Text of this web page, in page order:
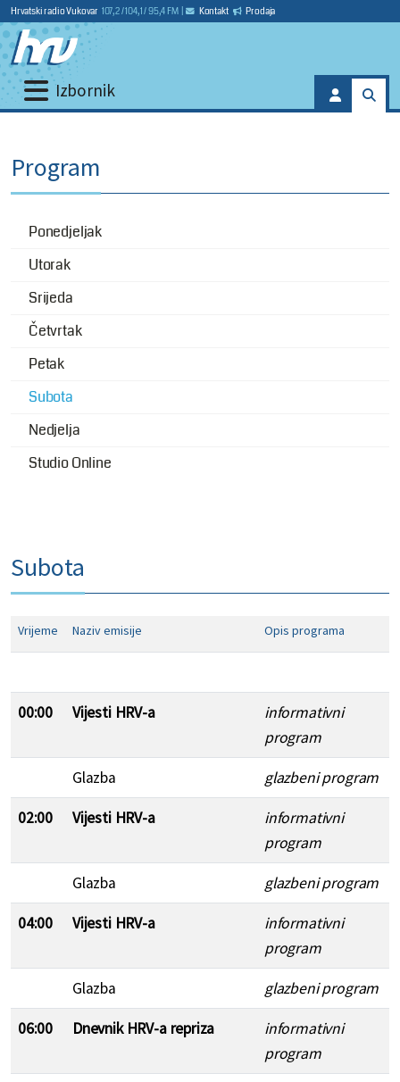
Hrvatski radio Vukovar 107,2 / 104,1 / 95,4 FM Kontakt Prodaja
Izbornik
Program
Ponedjeljak
Utorak
Srijeda
Četvrtak
Petak
Subota
Nedjelja
Studio Online
Subota
Vrijeme Naziv emisije Opis programa
00:00 Vijesti HRV-a
informativni
program
Glazba glazbeni program
02:00 Vijesti HRV-a
informativni
program
Glazba glazbeni program
04:00 Vijesti HRV-a
informativni
program
Glazba glazbeni program
06:00 Dnevnik HRV-a repriza
informativni
program